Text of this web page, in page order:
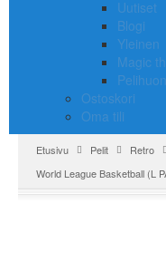
Uutiset
Blogi
Yleinen
Magic
Ostoskori
Oma tili
Etusivu Pelit Retro
World League Basketball (L